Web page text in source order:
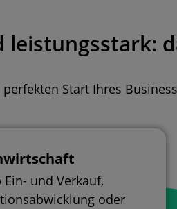
Start Ihres
Ein- und Verkauf,
oder